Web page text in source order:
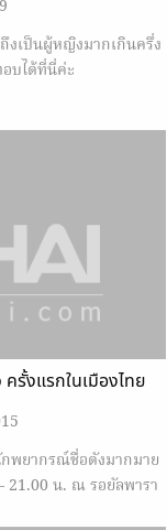
งเป็นผู้หญิงมากเกินครึ่ง
บได้ที่นี่ค่ะ
รั้งแรกในเมืองไทย
พยากรณ์ชื่อดังมากมาย
21.00 น. ณ รอยัลพารา